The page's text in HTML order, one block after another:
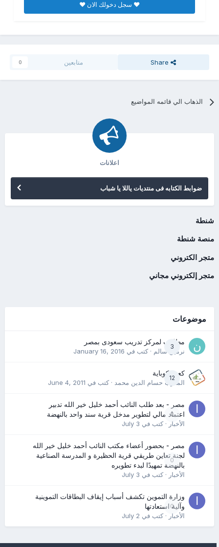
♥ سجل دخولك الان ♥
Share متابعين 0
الذهاب الي قائمه المواضيع
اعلانات
ضوابط الكتابه فى منتديات ياللا يا شباب
شنطة
منصة شنطة
متجر الكتروني
متجر إلكتروني مجاني
موضوعات
3
مطلوب لمركز تدريب سعودى بمصر
نرمين سالم· كتب في January 16, 2016
12
كعب كوباية
المدرب حسام الدين محمد· كتب في June 4, 2011
0
مصر - بعد طلب النائب أحمد خليل خير الله تدبير
اعتماد مالي لتطوير مدخل قرية سند واحد بالنهضة
الأخبار· كتب في July 3
0
مصر - بحضور أعضاء مكتب النائب أحمد خليل خير الله
لجنة تعاين طريقي قرية الحظيرة و المدرسة الصناعية
بالنهضة تمهيدًا لبدء تطويره
الأخبار· كتب في July 3
0
وزارة التموين تكشف أسباب إيقاف البطاقات التموينية
وآلية استعادتها
الأخبار· كتب في July 2